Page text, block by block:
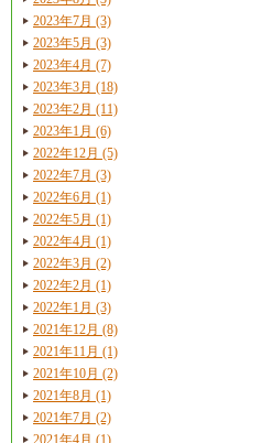
2023年7月 (3)
2023年5月 (3)
2023年4月 (7)
2023年3月 (18)
2023年2月 (11)
2023年1月 (6)
2022年12月 (5)
2022年7月 (3)
2022年6月 (1)
2022年5月 (1)
2022年4月 (1)
2022年3月 (2)
2022年2月 (1)
2022年1月 (3)
2021年12月 (8)
2021年11月 (1)
2021年10月 (2)
2021年8月 (1)
2021年7月 (2)
2021年4月 (1)